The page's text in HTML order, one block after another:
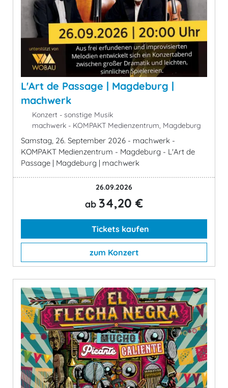
L'Art de Passage | Magdeburg |
machwerk
Konzert - sonstige Musik
machwerk - KOMPAKT Medienzentrum, Magdeburg
Samstag, 26. September 2026 - machwerk -
KOMPAKT Medienzentrum - Magdeburg - L'Art de
Passage | Magdeburg | machwerk
26.09.2026
ab 34,20 €
Tickets kaufen
zum Konzert